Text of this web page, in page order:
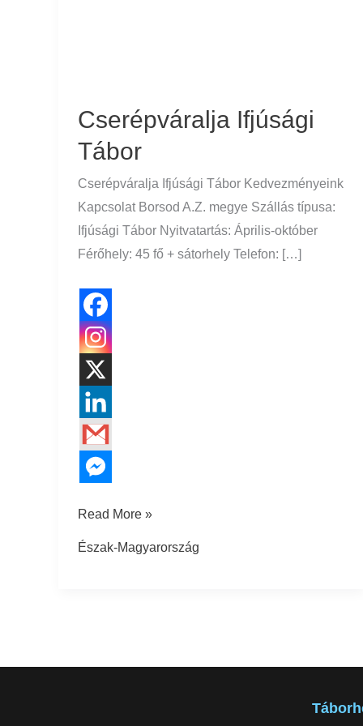
Cserépváralja Ifjúsági
Tábor
Cserépváralja Ifjúsági Tábor Kedvezményeink
Kapcsolat Borsod A.Z. megye Szállás típusa:
Ifjúsági Tábor Nyitvatartás: Április-október
Férőhely: 45 fő + sátorhely Telefon: […]
Read More »
Észak-Magyarország